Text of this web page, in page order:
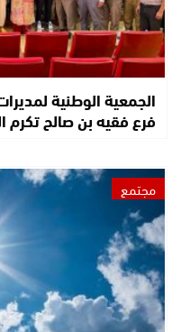
الجمعية الوطنية
فرع فقيه بن صالح تكرم
مجتمع